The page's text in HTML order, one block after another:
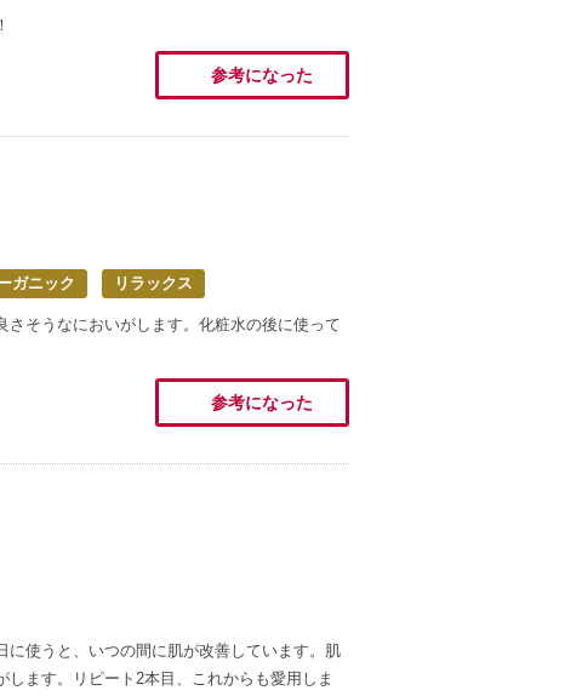
参考になった
ガニック リラックス
そうなにおいがします。化粧水の後に使って
参考になった
使うと、いつの間に肌が改善しています。肌
ます。リピート2本目、これからも愛用しま